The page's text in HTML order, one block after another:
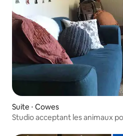
Suite ⋅ Cowes
Studio acceptant les animaux